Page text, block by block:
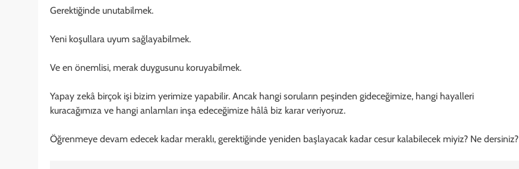
Gerektiğinde unutabilmek.
Yeni koşullara uyum sağlayabilmek.
Ve en önemlisi, merak duygusunu koruyabilmek.
Yapay zekâ birçok işi bizim yerimize yapabilir. Ancak hangi soruların peşinden gideceğimize, hangi hayalleri
kuracağımıza ve hangi anlamları inşa edeceğimize hâlâ biz karar veriyoruz.
Öğrenmeye devam edecek kadar meraklı, gerektiğinde yeniden başlayacak kadar cesur kalabilecek miyiz? Ne dersiniz?